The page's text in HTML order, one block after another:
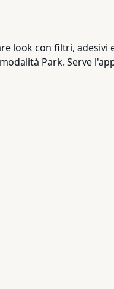
look con filtri, adesivi
Park. Serve